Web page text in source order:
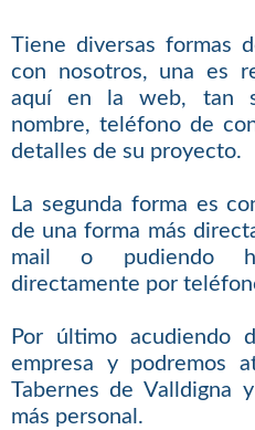
Tiene diversas formas
con nosotros, una es
aquí en la web, tan
nombre, teléfono de
detalles de su proyecto.
La segunda forma es
de una forma más
mail o pudiendo
directamente por
Por último acudiendo
empresa y podremos
Tabernes de Valldigna
más personal.